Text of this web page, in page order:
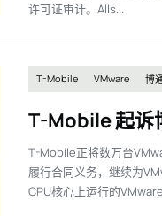
许可证审计。Alls...
T-Mobile VMware 博
T-Mobile 起诉
T-Mobile正将数万台
履行合同义务，继续为
CPU核心上运行的